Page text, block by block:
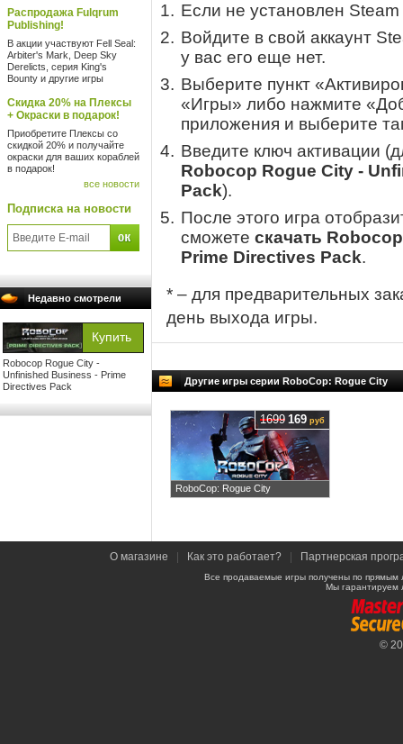
Распродажа Fulqrum
Publishing!
В акции участвуют Fell Seal:
Arbiter's Mark, Deep Sky
Derelicts, серия King's
Bounty и другие игры
Скидка 20% на Плексы
+ Окраски в подарок!
Приобретите Плексы со
скидкой 20% и получайте
окраски для ваших кораблей
в подарок!
все новости
Подписка на новости
Недавно смотрели
Robocop Rogue City -
Unfinished Business - Prime
Directives Pack
Если не установлен
Войдите в свой аккаунт
у вас его еще нет.
Выберите пункт
«Игры» либо нажмите
приложения и выберите
Введите ключ активации
Robocop Rogue City -
Pack).
После этого игра
сможете скачать
Prime Directives Pack.
* – для предварительных
день выхода игры.
Другие игры серии RoboCop: Rogue City
RoboCop: Rogue City
1699 169 руб
О магазине Как это работает? Партнерская
Все продаваемые игры получены по
Мы гарантируем
©